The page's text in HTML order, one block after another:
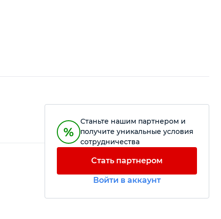
Станьте нашим партнером и
получите уникальные условия
сотрудничества
Стать партнером
Войти в аккаунт